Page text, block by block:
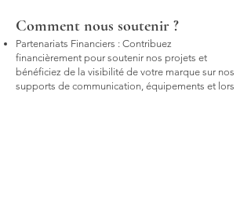
Comment nous soutenir ?
Partenariats Financiers : Contribuez
financièrement pour soutenir nos projets et
bénéficiez de la visibilité de votre marque sur nos
supports de communication, équipements et lors